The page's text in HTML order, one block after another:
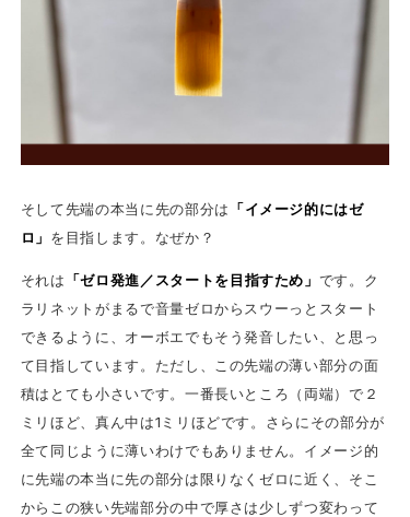
そして先端の本当に先の部分は 「イメージ的にはゼ
ロ」 を目指します。なぜか？
それは 「ゼロ発進／スタートを目指すため」 です。ク
ラリネットがまるで音量ゼロからスウーっとスタート
できるように、オーボエでもそう発音したい、と思っ
て目指しています。ただし、この先端の薄い部分の面
積はとても小さいです。一番長いところ（両端）で２
ミリほど、真ん中は1ミリほどです。さらにその部分が
全て同じように薄いわけでもありません。イメージ的
に先端の本当に先の部分は限りなくゼロに近く、そこ
からこの狭い先端部分の中で厚さは少しずつ変わって